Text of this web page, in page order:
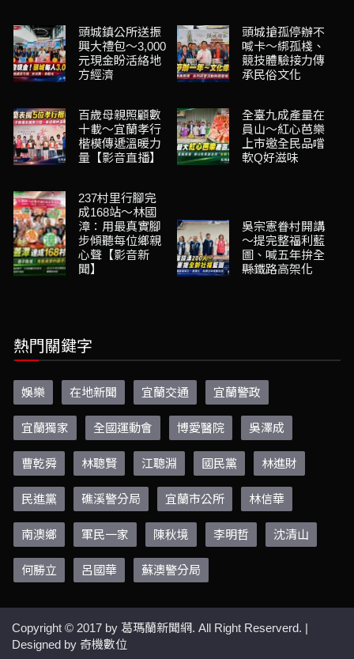
頭城鎮公所送振
興大禮包～3,000
元現金盼活絡地
方經濟
頭城搶孤停辦不
喊卡～綁孤棧、
競技體驗接力傳
承民俗文化
百歲母親照顧數
十載～宜蘭孝行
楷模傳遞溫暖力
量【影音直播】
全臺九成產量在
員山～紅心芭樂
上市邀全民品嚐
軟Q好滋味
237村里行腳完
成168站～林國
漳：用最真實腳
步傾聽每位鄉親
心聲【影音新
聞】
吳宗憲眷村開講
～提完整福利藍
圖、喊五年拚全
縣鐵路高架化
熱門關鍵字
娛樂 在地新聞 宜蘭交通 宜蘭警政
宜蘭獨家 全國運動會 博愛醫院 吳澤成
曹乾舜 林聰賢 江聰淵 國民黨 林進財
民進黨 礁溪警分局 宜蘭市公所 林信華
南澳鄉 軍民一家 陳秋境 李明哲 沈清山
何勝立 呂國華 蘇澳警分局
Copyright © 2017 by 葛瑪蘭新聞網. All Right Reserverd. |
Designed by 奇機數位